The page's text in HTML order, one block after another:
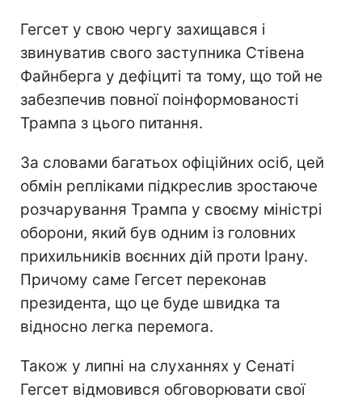
Гегсет у свою чергу захищався і
звинуватив свого заступника Стівена
Файнберга у дефіциті та тому, що той не
забезпечив повної поінформованості
Трампа з цього питання.
За словами багатьох офіційних осіб, цей
обмін репліками підкреслив зростаюче
розчарування Трампа у своєму міністрі
оборони, який був одним із головних
прихильників воєнних дій проти Ірану.
Причому саме Гегсет переконав
президента, що це буде швидка та
відносно легка перемога.
Також у липні на слуханнях у Сенаті
Гегсет відмовився обговорювати свої